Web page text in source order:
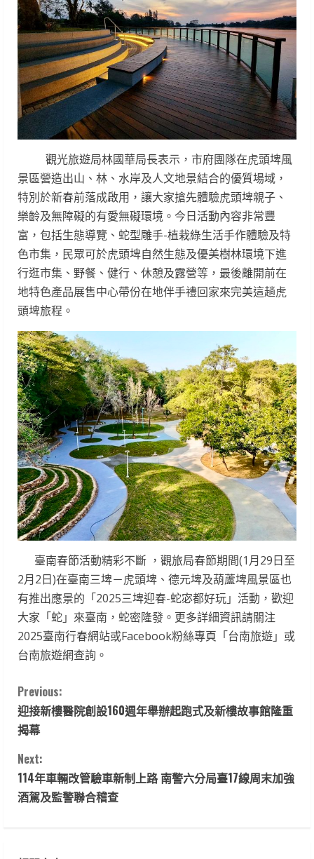
觀光旅遊局林國華局長表示，市府團隊在虎頭埤風
景區營造出山、林、水岸及人文地景結合的優質場域，
特別於新春前落成啟用，讓大家搶先體驗虎頭埤親子、
樂齡及無障礙的有愛無礙環境。今日活動內容非常豐
富，包括生態導覽、蛇型雕手-植栽綠生活手作體驗及特
色市集，民眾可於虎頭埤自然生態及優美樹林環境下進
行逛市集、野餐、健行、休憩及露營等，最後離開前在
地特色產品展售中心帶份在地伴手禮回家來完美這趟虎
頭埤旅程。
臺南春節活動精彩不斷 ，觀旅局春節期間(1月29日至
2月2日)在臺南三埤－虎頭埤、德元埤及葫蘆埤風景區也
有推出應景的「2025三埤迎春-蛇宓都好玩」活動，歡迎
大家「蛇」來臺南，蛇密隆發。更多詳細資訊請關注
2025臺南行春網站或Facebook粉絲專頁「台南旅遊」或
台南旅遊網查詢。
C
o
n
t
i
Previous:
迎接新樓醫院創設160週年舉辦起跑式及新樓故事館隆重
揭幕
Next:
114年車輛改管驗車新制上路 南警六分局臺17線周末加強
酒駕及監警聯合稽查